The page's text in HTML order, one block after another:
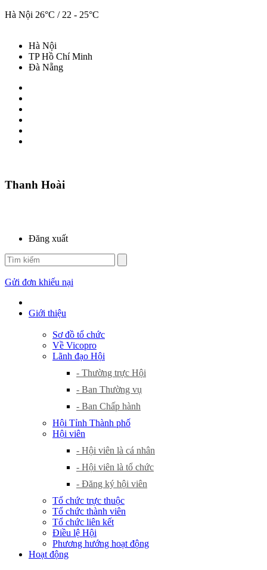
Hà Nội 26°C / 22 - 25°C
Hà Nội
TP Hồ Chí Minh
Đà Nẵng
Thanh Hoài
Đăng xuất
Gửi đơn khiếu nại
Giới thiệu
Sơ đồ tổ chức
Về Vicopro
Lãnh đạo Hội
- Thường trực Hội
- Ban Thường vụ
- Ban Chấp hành
Hội Tỉnh Thành phố
Hội viên
- Hội viên là cá nhân
- Hội viên là tổ chức
- Đăng ký hội viên
Tổ chức trực thuộc
Tổ chức thành viên
Tổ chức liên kết
Điều lệ Hội
Phương hướng hoạt động
Hoạt động